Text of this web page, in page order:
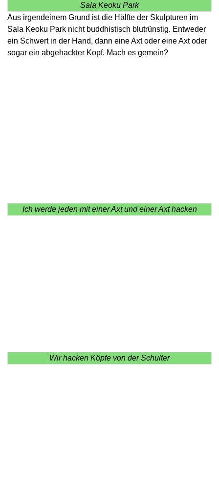
Sala Keoku Park
Aus irgendeinem Grund ist die Hälfte der Skulpturen im
Sala Keoku Park nicht buddhistisch blutrünstig. Entweder
ein Schwert in der Hand, dann eine Axt oder eine Axt oder
sogar ein abgehackter Kopf. Mach es gemein?
Ich werde jeden mit einer Axt und einer Axt hacken
Wir hacken Köpfe von der Schulter